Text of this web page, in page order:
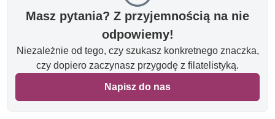
Masz pytania? Z przyjemnością na nie
odpowiemy!
Niezależnie od tego, czy szukasz konkretnego znaczka,
czy dopiero zaczynasz przygodę z filatelistyką.
Napisz do nas